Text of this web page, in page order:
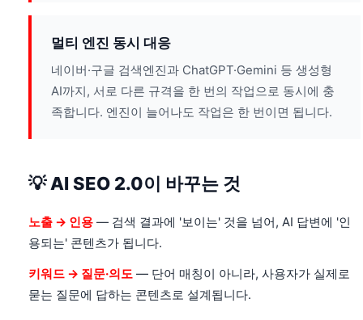
멀티 엔진 동시 대응
네이버·구글 검색엔진과 ChatGPT·Gemini 등 생성형
AI까지, 서로 다른 규격을 한 번의 작업으로 동시에 충
족합니다. 엔진이 늘어나도 작업은 한 번이면 됩니다.
💡 AI SEO 2.0이 바꾸는 것
노출 → 인용 — 검색 결과에 '보이는' 것을 넘어, AI 답변에 '인
용되는' 콘텐츠가 됩니다.
키워드 → 질문·의도 — 단어 매칭이 아니라, 사용자가 실제로
묻는 질문에 답하는 콘텐츠로 설계됩니다.